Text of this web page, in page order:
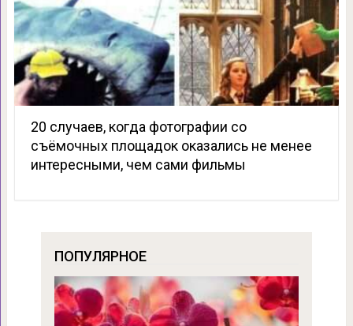
20 случаев, когда фотографии со
съёмочных площадок оказались не менее
интересными, чем сами фильмы
ПОПУЛЯРНОЕ